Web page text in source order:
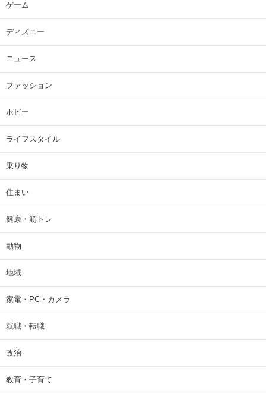
ゲーム
ディズニー
ニュース
ファッション
ホビー
ライフスタイル
乗り物
住まい
健康・筋トレ
動物
地域
家電・PC・カメラ
就職・転職
政治
教育・子育て